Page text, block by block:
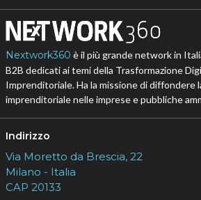
Nextwork360 è il più grande network in
B2B dedicati ai temi della Trasformazione
Imprenditoriale. Ha la missione di diffondere
imprenditoriale nelle imprese e pubbliche
Indirizzo
Via Moretto da Brescia, 22
Milano - Italia
CAP 20133